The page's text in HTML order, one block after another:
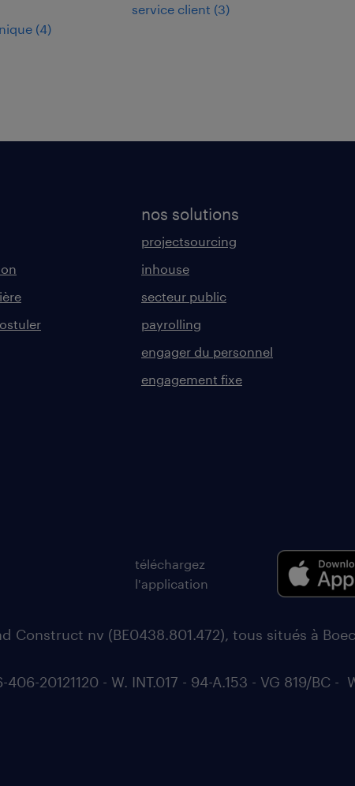
(4)
service client (3)
nos solutions
projectsourcing
inhouse
secteur public
payrolling
engager du personnel
engagement fixe
téléchargez
l'application
Construct nv (BE0438.801.472), tous situés à
20121120 - W. INT.017 - 94-A.153 - VG 819/BC -